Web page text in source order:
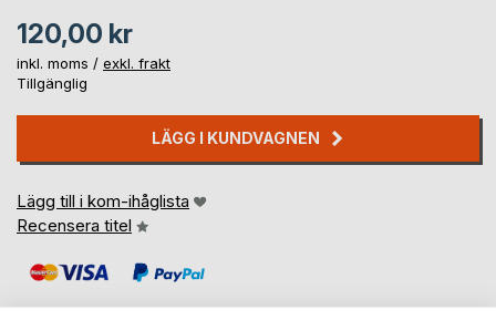
120,00 kr
inkl. moms / exkl. frakt
Tillgänglig
LÄGG I KUNDVAGNEN
Lägg till i kom-ihåglista
Recensera titel